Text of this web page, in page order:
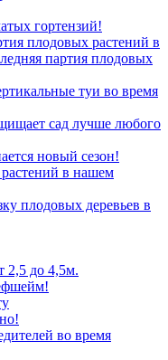
гортензий!
плодовых растений в
партия плодовых
туи во время
сад лучше любого
новый сезон!
в нашем
плодовых деревьев в
2,5 до 4,5м.
во время